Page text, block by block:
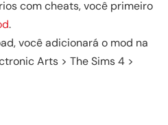
com cheats, você primeiro
.
você adicionará o mod na
Arts > The Sims 4 >